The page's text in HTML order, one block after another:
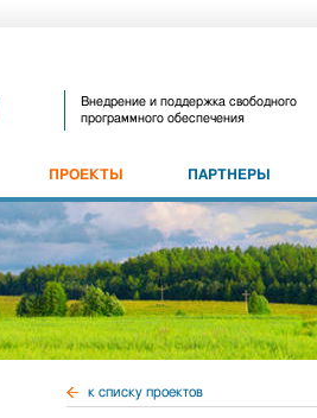
Внедрение и поддержка свободного
программного обеспечения
ПРОЕКТЫ ПАРТНЕРЫ
к списку проектов